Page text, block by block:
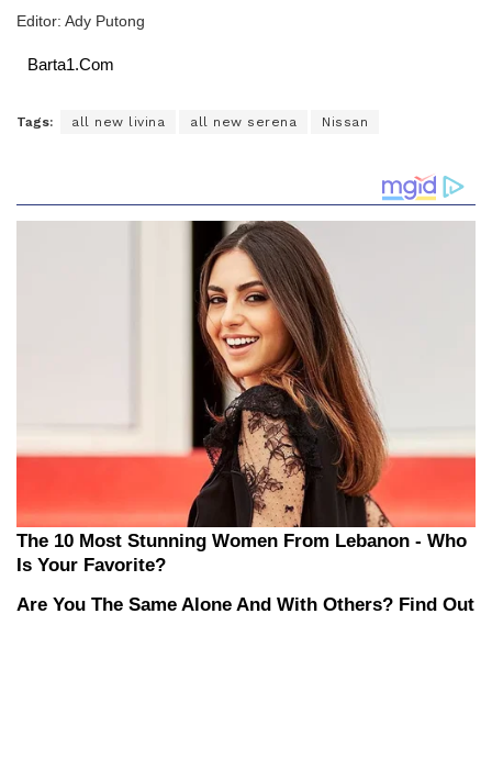
Editor: Ady Putong
Barta1.Com
Tags: all new livina all new serena Nissan